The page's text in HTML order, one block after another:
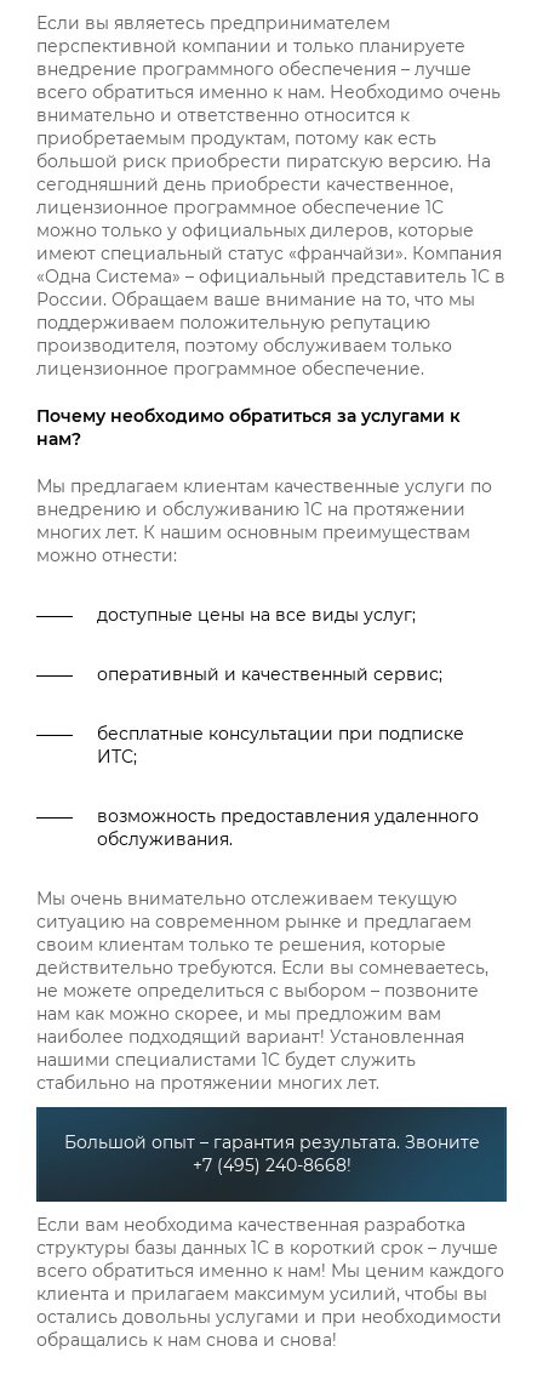
Если вы являетесь предпринимателем
перспективной компании и только планируете
внедрение программного обеспечения – лучше
всего обратиться именно к нам. Необходимо очень
внимательно и ответственно относится к
приобретаемым продуктам, потому как есть
большой риск приобрести пиратскую версию. На
сегодняшний день приобрести качественное,
лицензионное программное обеспечение 1С
можно только у официальных дилеров, которые
имеют специальный статус «франчайзи». Компания
«Одна Система» – официальный представитель 1С в
России. Обращаем ваше внимание на то, что мы
поддерживаем положительную репутацию
производителя, поэтому обслуживаем только
лицензионное программное обеспечение.
Почему необходимо обратиться за услугами к
нам?
Мы предлагаем клиентам качественные услуги по
внедрению и обслуживанию 1С на протяжении
многих лет. К нашим основным преимуществам
можно отнести:
доступные цены на все виды услуг;
оперативный и качественный сервис;
бесплатные консультации при подписке
ИТС;
возможность предоставления удаленного
обслуживания.
Мы очень внимательно отслеживаем текущую
ситуацию на современном рынке и предлагаем
своим клиентам только те решения, которые
действительно требуются. Если вы сомневаетесь,
не можете определиться с выбором – позвоните
нам как можно скорее, и мы предложим вам
наиболее подходящий вариант! Установленная
нашими специалистами 1С будет служить
стабильно на протяжении многих лет.
Большой опыт – гарантия результата. Звоните
+7 (495) 240-8668!
Если вам необходима качественная разработка
структуры базы данных 1С в короткий срок – лучше
всего обратиться именно к нам! Мы ценим каждого
клиента и прилагаем максимум усилий, чтобы вы
остались довольны услугами и при необходимости
обращались к нам снова и снова!